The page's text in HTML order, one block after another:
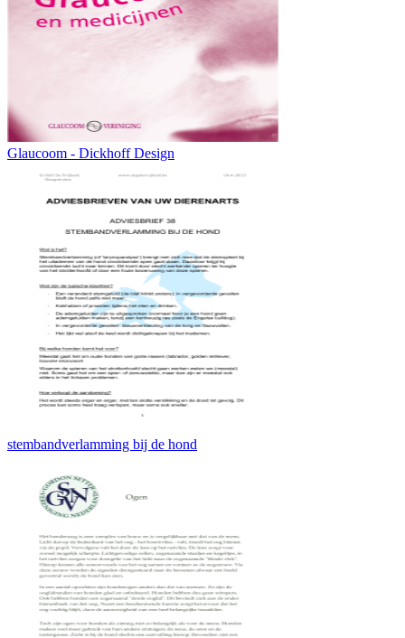
Glaucoom - Dickhoff Design
stembandverlamming bij de hond